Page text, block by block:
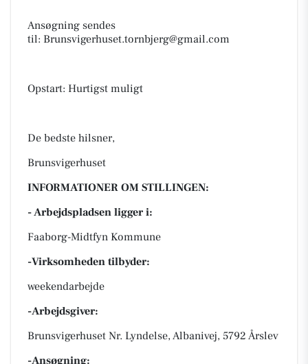
Ansøgning sendes
til: Brunsvigerhuset.tornbjerg@gmail.com
Opstart: Hurtigst muligt
De bedste hilsner,
Brunsvigerhuset
INFORMATIONER OM STILLINGEN:
- Arbejdspladsen ligger i:
Faaborg-Midtfyn Kommune
-Virksomheden tilbyder:
weekendarbejde
-Arbejdsgiver:
Brunsvigerhuset Nr. Lyndelse, Albanivej, 5792 Årslev
-Ansøgning: